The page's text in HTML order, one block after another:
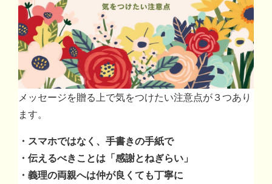
メッセージを贈る上で気をつけたい注意点が３つあり
ます。
・スマホではなく、手書きの手紙で
・伝えるべきことは「感謝とねぎらい」
・義理の両親へは仲が良くても丁寧に